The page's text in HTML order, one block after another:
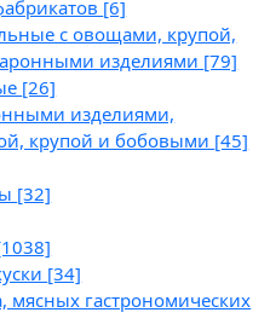
[6]
с овощами, крупой,
изделиями [79]
[26]
изделиями,
крупой и бобовыми [45]
[32]
[34]
мясных гастрономических